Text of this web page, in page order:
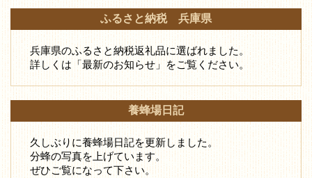
ふるさと納税 兵庫県
兵庫県のふるさと納税返礼品に選ばれました。
詳しくは「最新のお知らせ」をご覧ください。
養蜂場日記
久しぶりに養蜂場日記を更新しました。
分蜂の写真を上げています。
ぜひご覧になって下さい。